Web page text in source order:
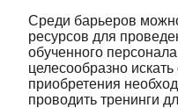
Среди барьеров
ресурсов для
обученного
целесообразно
приобретения
проводить тренинги